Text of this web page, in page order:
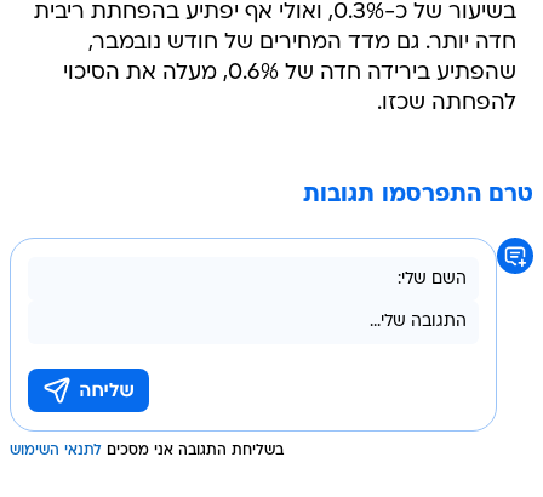
בשיעור של כ-0.3%, ואולי אף יפתיע בהפחתת ריבית
חדה יותר. גם מדד המחירים של חודש נובמבר,
שהפתיע בירידה חדה של 0.6%, מעלה את הסיכוי
להפחתה שכזו.
טרם התפרסמו תגובות
בשליחת התגובה אני מסכים לתנאי השימוש